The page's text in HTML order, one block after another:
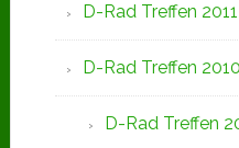
D-Rad Treffen 2011
D-Rad Treffen 2010
D-Rad Treffen